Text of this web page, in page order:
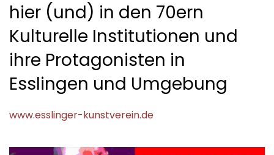
hier (und) in den 70ern
Kulturelle Institutionen und
ihre Protagonisten in
Esslingen und Umgebung
www.esslinger-kunstverein.de